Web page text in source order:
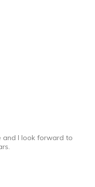
big
and I look forward to